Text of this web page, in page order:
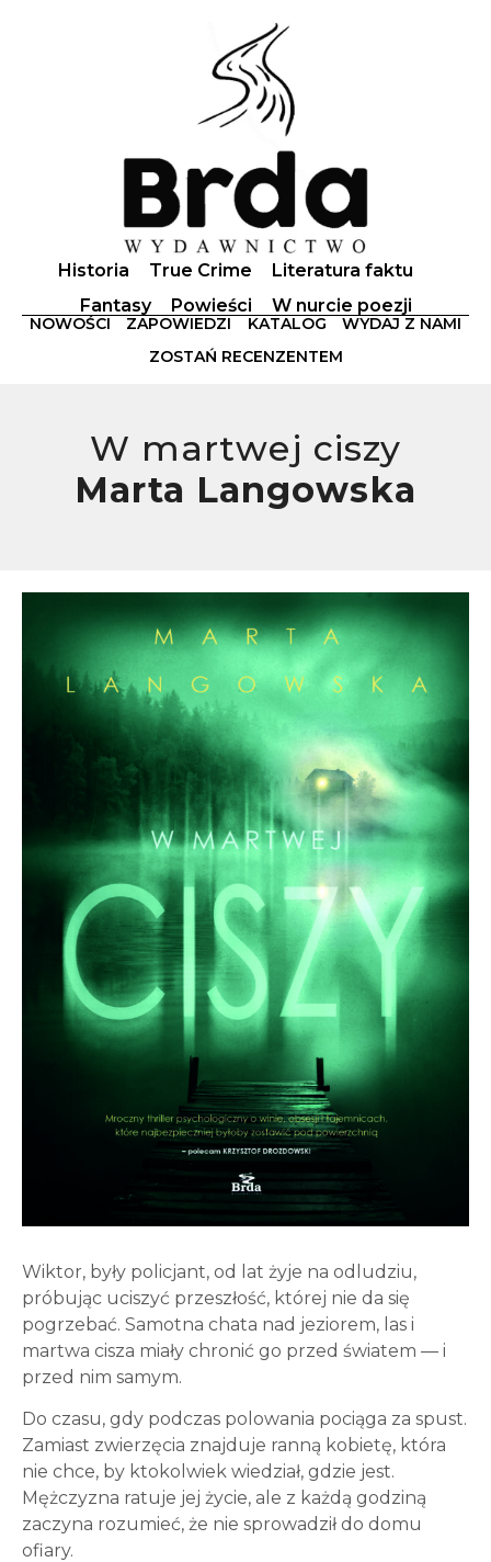
Historia True Crime
Literatura faktu
Fantasy
Powieści W nurcie poezji
NOWOŚCI ZAPOWIEDZI KATALOG
WYDAJ Z NAMI
ZOSTAŃ RECENZENTEM
W martwej ciszy
Marta Langowska
Wiktor, były policjant, od lat żyje na odludziu,
próbując uciszyć przeszłość, której nie da się
pogrzebać. Samotna chata nad jeziorem, las i
martwa cisza miały chronić go przed światem — i
przed nim samym.
Do czasu, gdy podczas polowania pociąga za spust.
Zamiast zwierzęcia znajduje ranną kobietę, która
nie chce, by ktokolwiek wiedział, gdzie jest.
Mężczyzna ratuje jej życie, ale z każdą godziną
zaczyna rozumieć, że nie sprowadził do domu
ofiary.